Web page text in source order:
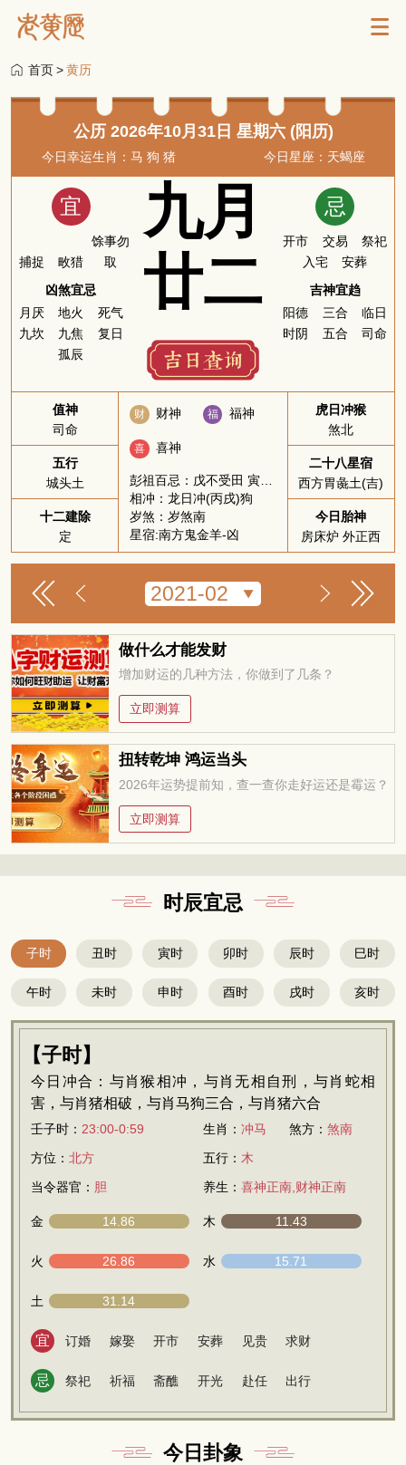
首页>黄历
公历 2026年10月31日 星期六 (阳历)
今日幸运生肖：马 狗 猪 今日星座：天蝎座
宜
捕捉 畋猎
馀事勿
取
凶煞宜忌
月厌
地火
死气
九坎
九焦
复日
孤辰
九月
廿二
忌
开市 交易
祭祀
入宅
安葬
吉神宜趋
阳德
三合
临日
时阴
五合 司命
值神
司命
五行
城头土
十二建除
定
财 财神 福 福神
喜 喜神
彭祖百忌：戊不受田 寅不祭祀
相冲：龙日冲(丙戌)狗
岁煞：岁煞南
星宿:南方鬼金羊-凶
虎日冲猴
煞北
二十八星宿
西方胃彘土(吉)
今日胎神
房床炉 外正西
做什么才能发财
增加财运的几种方法，你做到了几条？
立即测算
扭转乾坤 鸿运当头
2026年运势提前知，查一查你走好运还是霉运？
立即测算
时辰宜忌
子时 丑时 寅时 卯时 辰时 巳时
午时 未时 申时 酉时 戌时 亥时
【子时】
今日冲合：与肖猴相冲，与肖无相自刑，与肖蛇相
害，与肖猪相破，与肖马狗三合，与肖猪六合
壬子时： 23:00-0:59 生肖： 冲马 煞方： 煞南
方位： 北方 五行： 木
当令器官： 胆 养生： 喜神正南,财神正南
金 14.86 木 11.43
火 26.86 水 15.71
土 31.14
宜 订婚 嫁娶 开市 安葬 见贵 求财
忌 祭祀 祈福 斋醮 开光 赴任 出行
今日卦象